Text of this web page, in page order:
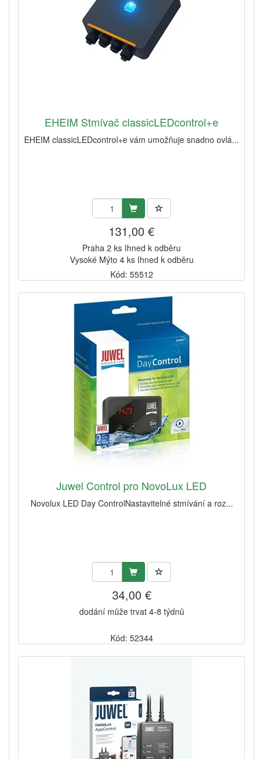
EHEIM Stmívač classicLEDcontrol+e
EHEIM classicLEDcontrol+e vám umožňuje snadno ovlá...
131,00 €
Praha 2 ks Ihned k odběru
Vysoké Mýto 4 ks Ihned k odběru
Kód: 55512
Juwel Control pro NovoLux LED
Novolux LED Day ControlNastavitelné stmívání a roz...
34,00 €
dodání může trvat 4-8 týdnů
Kód: 52344